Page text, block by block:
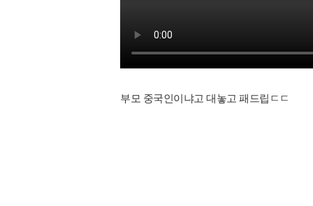
부모 중국인이냐고 대놓고 패드립ㄷㄷ